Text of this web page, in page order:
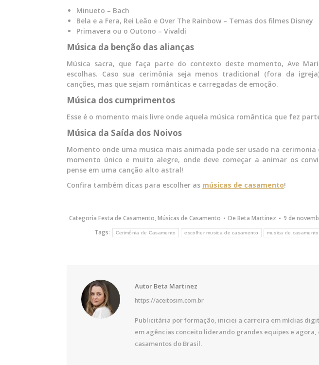
Minueto – Bach
Bela e a Fera, Rei Leão e Over The Rainbow – Temas dos filmes Disney
Primavera ou o Outono – Vivaldi
Música da benção das alianças
Música sacra, que faça parte do contexto deste momento, Ave
escolhas. Caso sua cerimônia seja menos tradicional (fora da
canções, mas que sejam românticas e carregadas de emoção.
Música dos cumprimentos
Esse é o momento mais livre onde aquela música romântica que fez
Música da Saída dos Noivos
Momento onde uma musica mais animada pode ser usado na cerimonia
momento único e muito alegre, onde deve começar a animar os
pense em uma canção alto astral!
Confira também dicas para escolher as músicas de casamento!
Categoria Festa de Casamento,Músicas de Casamento De Beta Martinez 9 de
Tags:
Cerimônia de Casamento escolher musica de casamento musica de casamento
Autor Beta Martinez
https://aceitosim.com.br
Publicitária por formação, iniciei a carreira em mídias
em agências conceito liderando grandes equipes e agora,
casamentos do Brasil.